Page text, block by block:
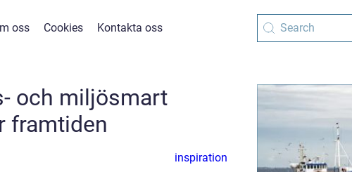
oss Cookies Kontakta oss
och miljösmart
framtiden
inspiration